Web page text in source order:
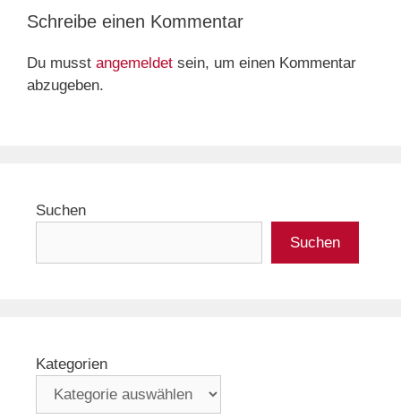
Schreibe einen Kommentar
Du musst angemeldet sein, um einen Kommentar
abzugeben.
Suchen
Suchen
Kategorien